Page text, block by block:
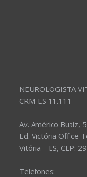
NEUROLOGISTA
CRM-ES 11.111
Av. Américo Buaiz,
Ed. Victória Office
Vitória – ES, CEP:
Telefones: